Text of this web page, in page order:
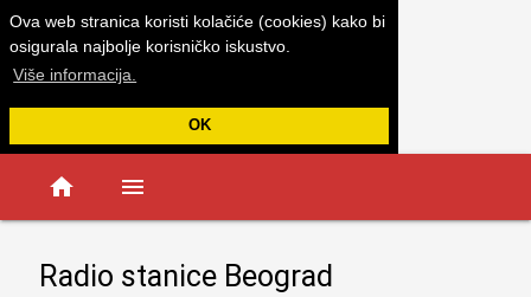
Ova web stranica koristi kolačiće (cookies) kako bi
osigurala najbolje korisničko iskustvo.
Više informacija.
OK
home menu
Radio stanice Beograd